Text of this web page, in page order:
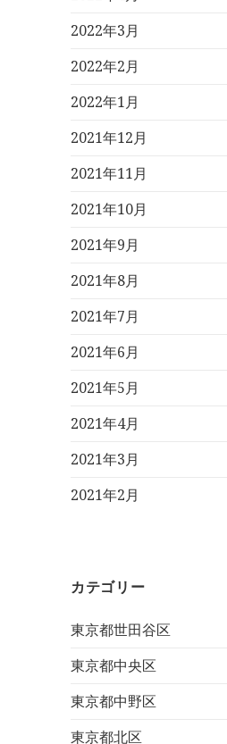
2022年3月
2022年2月
2022年1月
2021年12月
2021年11月
2021年10月
2021年9月
2021年8月
2021年7月
2021年6月
2021年5月
2021年4月
2021年3月
2021年2月
カテゴリー
東京都世田谷区
東京都中央区
東京都中野区
東京都北区